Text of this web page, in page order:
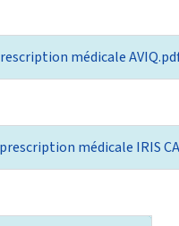
médicale
médicale IRIS